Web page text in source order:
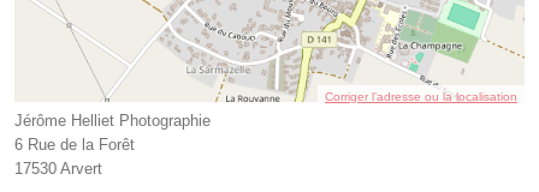
Corriger l’adresse ou la localisation
Jérôme Helliet Photographie
6 Rue de la Forêt
17530 Arvert